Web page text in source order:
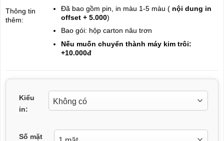
Thông tin
thêm:
Đã bao gồm pin, in màu 1-5 màu ( nội dung in
offset + 5.000)
Bao gói: hộp carton nâu trơn
Nếu muốn chuyển thành máy kim trôi:
+10.000đ
Kiểu
in:
Số mặt